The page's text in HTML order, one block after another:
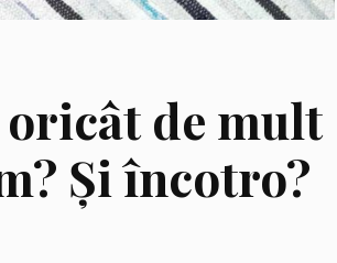
de mult
Şi încotro?